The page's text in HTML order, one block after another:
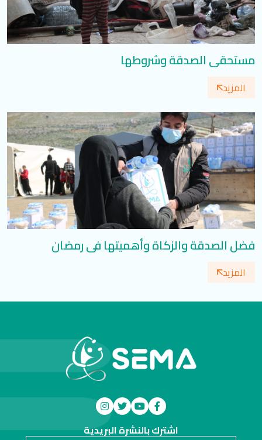
مستحقي الصدقة وشروطها
المزيد
فضل الصدقة والزكاة وأهميتها في رمضان
المزيد
اشترك بالنشرة البريدية